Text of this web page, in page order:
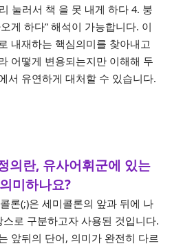
눌러서 책 을 못 내게 하다 4. 붕
게 하다” 해석이 가능합니다. 이
내재하는 핵심의미를 찾아내고
어떻게 변용되는지만 이해해 두
서 유연하게 대처할 수 있습니다.
의란, 유사어휘군에 있는
미하나요?
론(;)은 세미콜론의 앞과 뒤에 나
로 구분하고자 사용된 것입니다.
앞뒤의 단어, 의미가 완전히 다르